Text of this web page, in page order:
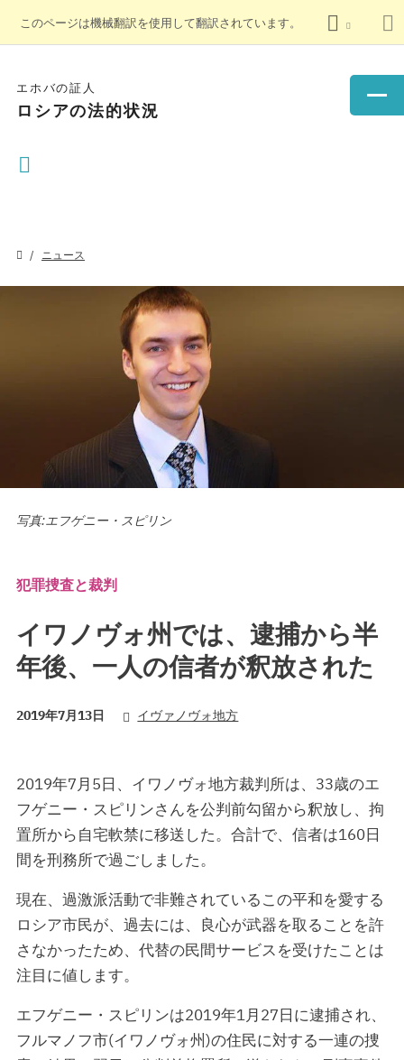
このページは機械翻訳を使用して翻訳されています。
エホバの証人
ロシアの法的状況
ニュース
写真:エフゲニー・スピリン
犯罪捜査と裁判
イワノヴォ州では、逮捕から半
年後、一人の信者が釈放された
2019年7月13日 イヴァノヴォ地方
2019年7月5日、イワノヴォ地方裁判所は、33歳のエ
フゲニー・スピリンさんを公判前勾留から釈放し、拘
置所から自宅軟禁に移送した。合計で、信者は160日
間を刑務所で過ごしました。
現在、過激派活動で非難されているこの平和を愛する
ロシア市民が、過去には、良心が武器を取ることを許
さなかったため、代替の民間サービスを受けたことは
注目に値します。
エフゲニー・スピリンは2019年1月27日に逮捕され、
フルマノフ市(イワノヴォ州)の住民に対する一連の捜